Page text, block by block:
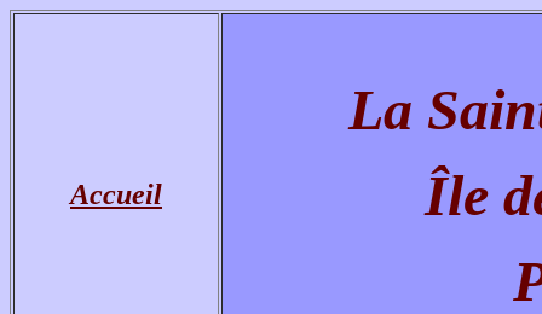
Accueil
La
Île